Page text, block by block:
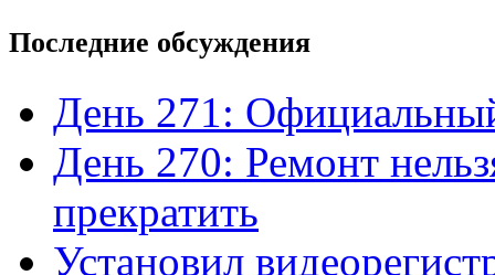
Последние обсуждения
День 271:
День 270: Ремонт
прекратить
Установил